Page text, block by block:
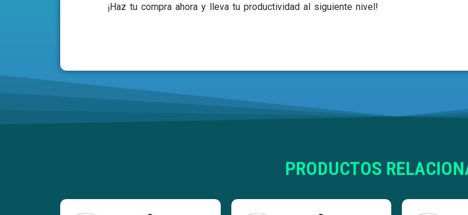
¡Haz tu compra ahora y lleva tu productividad al siguiente nivel!
PRODUCTOS